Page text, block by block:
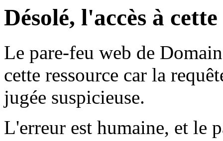
Désolé, l'accès à
Le pare-feu web de
cette ressource car la
jugée suspicieuse.
L'erreur est humaine, et le